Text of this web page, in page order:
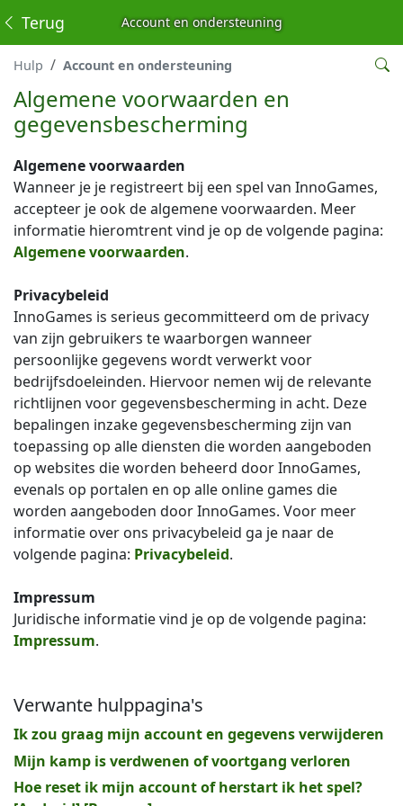
Account en ondersteuning
Terug
Hulp Account en ondersteuning
Algemene voorwaarden en
gegevensbescherming
Algemene voorwaarden
Wanneer je je registreert bij een spel van InnoGames,
accepteer je ook de algemene voorwaarden. Meer
informatie hieromtrent vind je op de volgende pagina:
Algemene voorwaarden.
Privacybeleid
InnoGames is serieus gecommitteerd om de privacy
van zijn gebruikers te waarborgen wanneer
persoonlijke gegevens wordt verwerkt voor
bedrijfsdoeleinden. Hiervoor nemen wij de relevante
richtlijnen voor gegevensbescherming in acht. Deze
bepalingen inzake gegevensbescherming zijn van
toepassing op alle diensten die worden aangeboden
op websites die worden beheerd door InnoGames,
evenals op portalen en op alle online games die
worden aangeboden door InnoGames. Voor meer
informatie over ons privacybeleid ga je naar de
volgende pagina: Privacybeleid.
Impressum
Juridische informatie vind je op de volgende pagina:
Impressum.
Verwante hulppagina's
Ik zou graag mijn account en gegevens verwijderen
Mijn kamp is verdwenen of voortgang verloren
Hoe reset ik mijn account of herstart ik het spel?